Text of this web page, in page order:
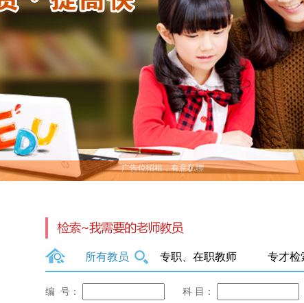
广告位招租，有意私聊
所有教员 专职、在职教师 专才检
编 号： 科 目：